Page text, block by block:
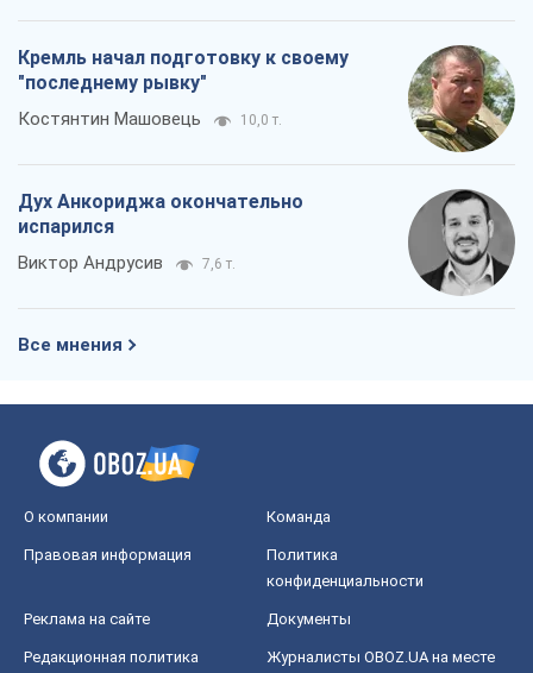
Кремль начал подготовку к своему
"последнему рывку"
Костянтин Машовець 10,0 т.
Дух Анкориджа окончательно
испарился
Виктор Андрусив 7,6 т.
Все мнения
О компании Команда
Правовая информация
Политика
конфиденциальности
Реклама на сайте Документы
Редакционная политика
Журналисты OBOZ.UA на месте